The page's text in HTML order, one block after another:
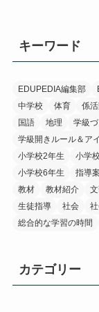
キーワード
EDUPEDIA編集部
中学校
体育 係
国語
地理 学級づ
学級開きルール＆ア
小学校2年生
小学
小学校6年生
指導案
教材
教材紹介
生徒指導
社会
総合的な学習の時間
カテゴリー